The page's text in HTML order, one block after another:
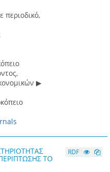
περιοδικό,
▶
ΤΟ
RDF